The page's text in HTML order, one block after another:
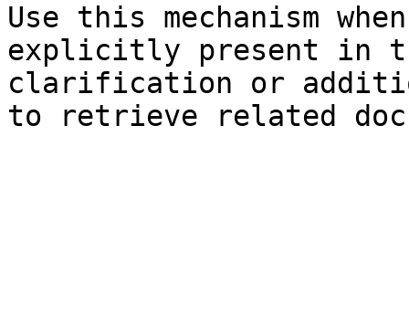
Use this mechanism
explicitly present in
clarification or